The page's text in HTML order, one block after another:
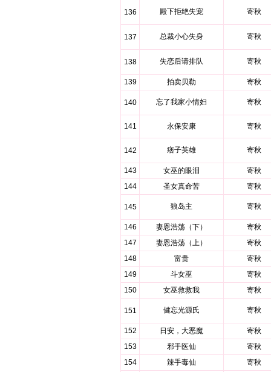
136 殿下拒绝失宠 寄秋
137 总裁小心失身 寄秋
138 失恋后请排队 寄秋
139 拍卖贝勒 寄秋
140 忘了我家小情妇 寄秋
141 永保安康 寄秋
142 痞子英雄 寄秋
143 女巫的眼泪
寄秋
144
圣女真命苦 寄秋
145 狼岛主 寄秋
146 妻恩浩荡（下）
寄秋
147
妻恩浩荡（上）
寄秋
148
富贵
寄秋
149
斗女巫
寄秋
150
女巫救救我 寄秋
151 健忘光源氏 寄秋
152 日安，大恶魔
寄秋
153
邪手医仙
寄秋
154
辣手毒仙
寄秋